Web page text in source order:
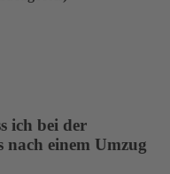
ich bei der
nach einem Umzug